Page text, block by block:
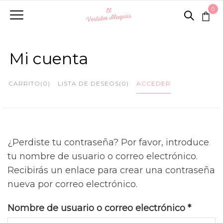
0
Mi cuenta
CARRITO (0) LISTA DE DESEOS(0) ACCEDER
¿Perdiste tu contraseña? Por favor, introduce
tu nombre de usuario o correo electrónico.
Recibirás un enlace para crear una contraseña
nueva por correo electrónico.
Nombre de usuario o correo electrónico *